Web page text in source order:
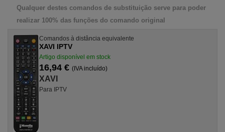
Qualquer destes comandos de substituição serve para poder
realizar 100% das funções do comando original
Comandos à distância equivalente
XAVI IPTV
Artigo disponível em stock
16,94 € (IVA incluído)
XAVI
Para IPTV